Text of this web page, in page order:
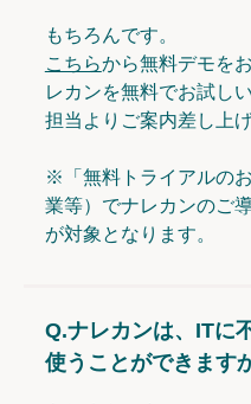
もちろんです。
こちらから無料デモを
レカンを無料でお試し
担当よりご案内差し上げ
※「無料トライアルの
業等）でナレカンのご
が対象となります。
Q.ナレカンは、ITに
使うことができます